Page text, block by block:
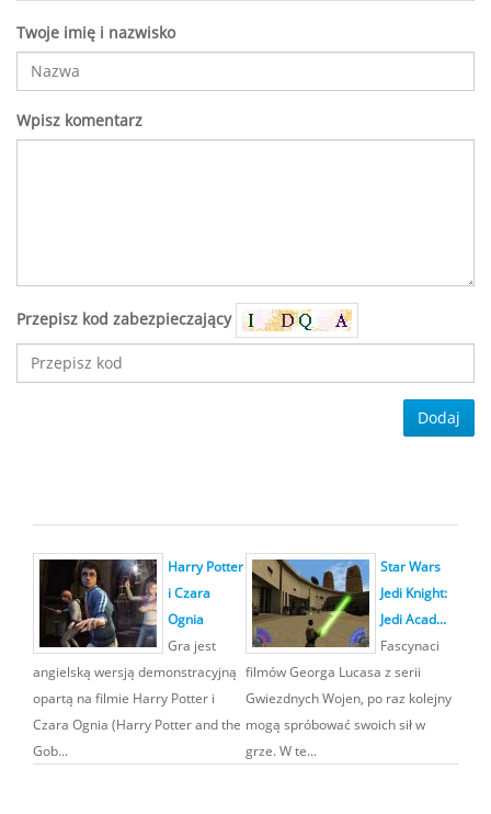
Twoje imię i nazwisko
Wpisz komentarz
Przepisz kod zabezpieczający
Dodaj
Harry Potter
i Czara
Ognia
Gra jest
angielską wersją demonstracyjną
opartą na filmie Harry Potter i
Czara Ognia (Harry Potter and the
Gob...
Star Wars
Jedi Knight:
Jedi Acad...
Fascynaci
filmów Georga Lucasa z serii
Gwiezdnych Wojen, po raz kolejny
mogą spróbować swoich sił w
grze. W te...